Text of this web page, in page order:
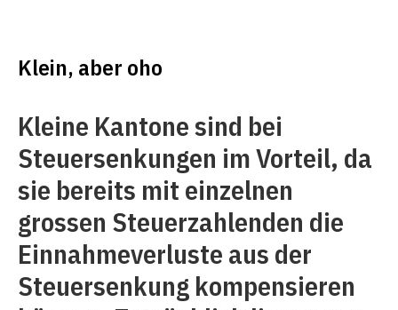
Klein, aber oho
Kleine Kantone sind bei
Steuersenkungen im Vorteil, da
sie bereits mit einzelnen
grossen Steuerzahlenden die
Einnahmeverluste aus der
Steuersenkung kompensieren